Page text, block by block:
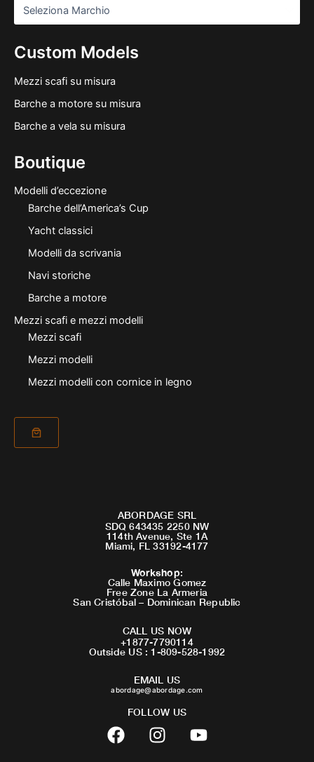
Custom Models
Mezzi scafi su misura
Barche a motore su misura
Barche a vela su misura
Boutique
Modelli d’eccezione
Barche dell’America’s Cup
Yacht classici
Modelli da scrivania
Navi storiche
Barche a motore
Mezzi scafi e mezzi modelli
Mezzi scafi
Mezzi modelli
Mezzi modelli con cornice in legno
ABORDAGE SRL
SDQ 643435 2250 NW
114th Avenue, Ste 1A
Miami, FL 33192-4177
Workshop:
Calle Maximo Gomez
Free Zone La Armeria
San Cristóbal – Dominican Republic
CALL US NOW
+1877-7790114
Outside US : 1-809-528-1992
EMAIL US
abordage@abordage.com
FOLLOW US
F
a
I
n
Y
o